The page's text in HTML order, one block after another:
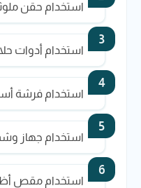
استخدام حقن
استخدام أدوات
استخدام فرشة
استخدام جهاز
استخدام مقص